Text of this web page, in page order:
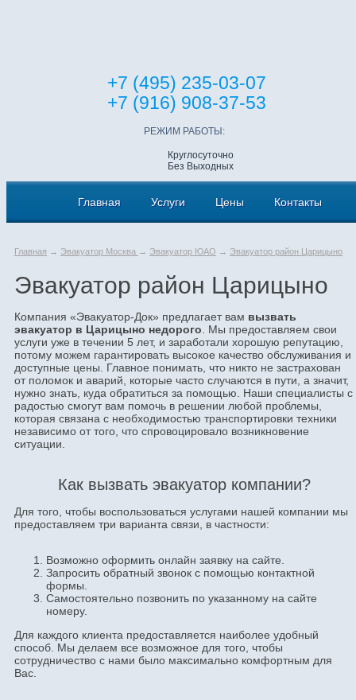
+7 (495) 235-03-07
+7 (916) 908-37-53
РЕЖИМ РАБОТЫ:
Круглосуточно
Без Выходных
Главная Услуги Цены Контакты
Главная → Эвакуатор Москва → Эвакуатор ЮАО → Эвакуатор район Царицыно
Эвакуатор район Царицыно
Компания «Эвакуатор-Док» предлагает вам вызвать
эвакуатор в Царицыно недорого . Мы предоставляем свои
услуги уже в течении 5 лет, и заработали хорошую репутацию,
потому можем гарантировать высокое качество обслуживания и
доступные цены. Главное понимать, что никто не застрахован
от поломок и аварий, которые часто случаются в пути, а значит,
нужно знать, куда обратиться за помощью. Наши специалисты с
радостью смогут вам помочь в решении любой проблемы,
которая связана с необходимостью транспортировки техники
независимо от того, что спровоцировало возникновение
ситуации.
Как вызвать эвакуатор компании?
Для того, чтобы воспользоваться услугами нашей компании мы
предоставляем три варианта связи, в частности:
Возможно оформить онлайн заявку на сайте.
Запросить обратный звонок с помощью контактной
формы.
Самостоятельно позвонить по указанному на сайте
номеру.
Для каждого клиента предоставляется наиболее удобный
способ. Мы делаем все возможное для того, чтобы
сотрудничество с нами было максимально комфортным для
Вас.